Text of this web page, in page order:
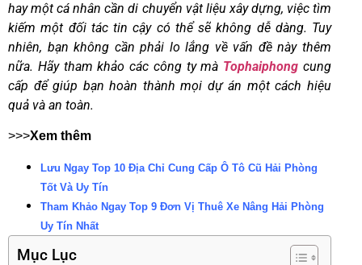
hay một cá nhân cần di chuyển vật liệu xây dựng, việc tìm
kiếm một đối tác tin cậy có thể sẽ không dễ dàng. Tuy
nhiên, bạn không cần phải lo lắng về vấn đề này thêm
nữa. Hãy tham khảo các công ty mà Tophaiphong cung
cấp để giúp bạn hoàn thành mọi dự án một cách hiệu
quả và an toàn.
>>>Xem thêm
Lưu Ngay Top 10 Địa Chỉ Cung Cấp Ô Tô Cũ Hải Phòng
Tốt Và Uy Tín
Tham Khảo Ngay Top 9 Đơn Vị Thuê Xe Nâng Hải Phòng
Uy Tín Nhất
Mục Lục